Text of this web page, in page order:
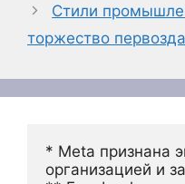
Стили
торжество
* Meta признана
организацией и